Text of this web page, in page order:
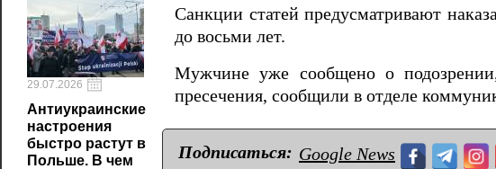
29.07.2026
Антиукраинские
настроения
быстро растут в
Польше. В чем
Санкции статей предусматривают
до восьми лет.
Мужчине уже сообщено о
пресечения, сообщили в отделе
Подписаться: Google News